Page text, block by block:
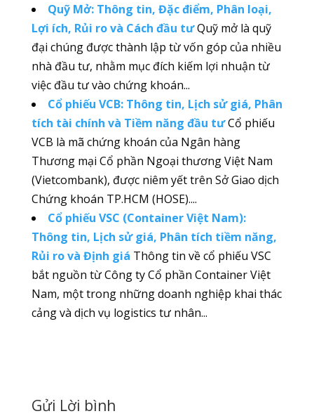
Quỹ Mở: Thông tin, Đặc điểm, Phân loại,
Lợi ích, Rủi ro và Cách đầu tưQuỹ mở là quỹ
đại chúng được thành lập từ vốn góp của nhiều
nhà đầu tư, nhằm mục đích kiếm lợi nhuận từ
việc đầu tư vào chứng khoán...
Cổ phiếu VCB: Thông tin, Lịch sử giá, Phân
tích tài chính và Tiềm năng đầu tưCổ phiếu
VCB là mã chứng khoán của Ngân hàng
Thương mại Cổ phần Ngoại thương Việt Nam
(Vietcombank), được niêm yết trên Sở Giao dịch
Chứng khoán TP.HCM (HOSE)....
Cổ phiếu VSC (Container Việt Nam):
Thông tin, Lịch sử giá, Phân tích tiềm năng,
Rủi ro và Định giá Thông tin về cổ phiếu VSC
bắt nguồn từ Công ty Cổ phần Container Việt
Nam, một trong những doanh nghiệp khai thác
cảng và dịch vụ logistics tư nhân...
Gửi Lời bình